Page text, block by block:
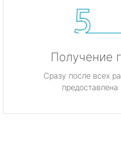
Получение
Сразу после всех
предоставлена